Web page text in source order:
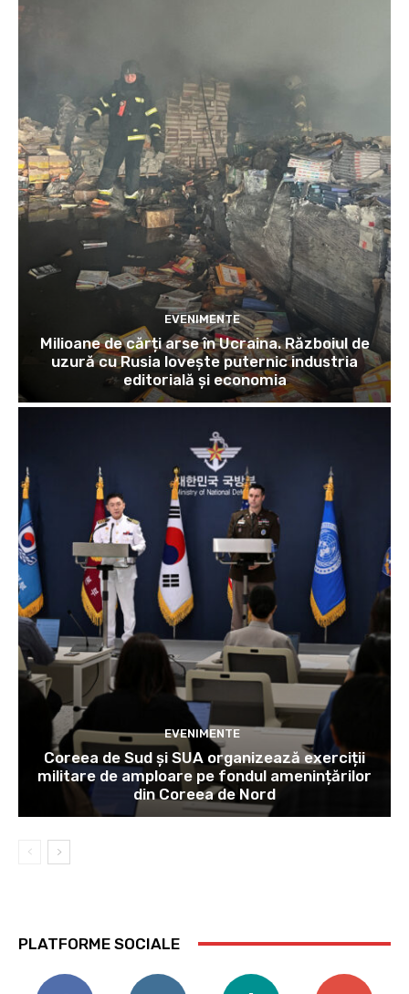
EVENIMENTE
Milioane de cărți arse în Ucraina. Războiul de
uzură cu Rusia lovește puternic industria
editorială și economia
EVENIMENTE
Coreea de Sud și SUA organizează exerciții
militare de amploare pe fondul amenințărilor
din Coreea de Nord
PLATFORME SOCIALE